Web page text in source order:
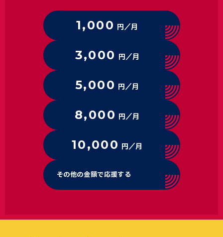
1,000 円／月
3,000 円／月
5,000 円／月
8,000 円／月
10,000 円／月
その他の金額で応援する